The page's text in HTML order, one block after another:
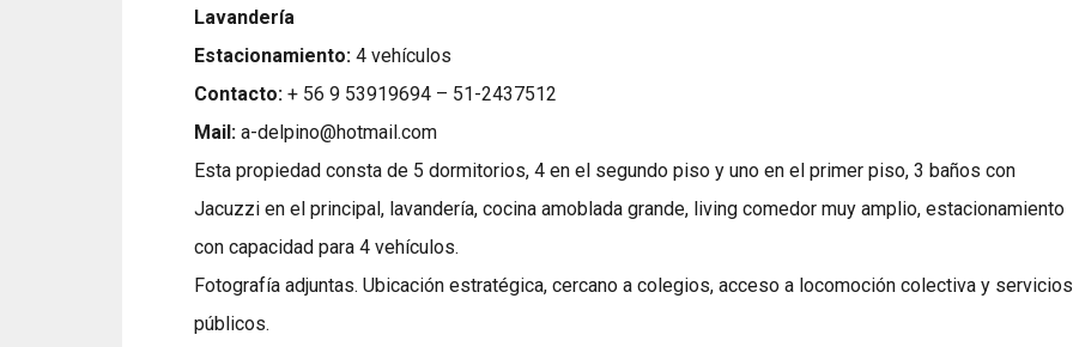
Lavandería
Estacionamiento: 4 vehículos
Contacto: + 56 9 53919694 – 51-2437512
Mail: a-delpino@hotmail.com
Esta propiedad consta de 5 dormitorios, 4 en el segundo piso y uno en el primer piso, 3 baños con
Jacuzzi en el principal, lavandería, cocina amoblada grande, living comedor muy amplio, estacionamiento
con capacidad para 4 vehículos.
Fotografía adjuntas. Ubicación estratégica, cercano a colegios, acceso a locomoción colectiva y servicios
públicos.